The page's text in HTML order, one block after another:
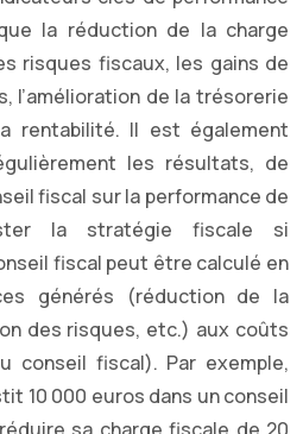
la réduction de la charge
risques fiscaux, les gains de
l’amélioration de la trésorerie
rentabilité. Il est également
les résultats, de
fiscal sur la performance de
la stratégie fiscale si
fiscal peut être calculé en
générés (réduction de la
des risques, etc.) aux coûts
conseil fiscal). Par exemple,
10 000 euros dans un conseil